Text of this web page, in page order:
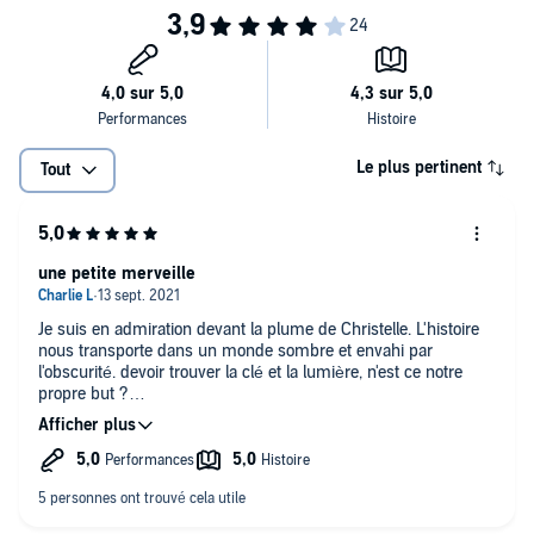
Tout Le plus pertinent
Je suis en admiration devant la plume de Christelle. L'histoire
nous transporte dans un monde sombre et envahi par
l'obscurité. devoir trouver la clé et la lumière, n'est ce notre
propre but ?
j'ai adoré découvrir cet univers enrichi. je vous le conseille,
sans aucune hésitation.
une petite merveille